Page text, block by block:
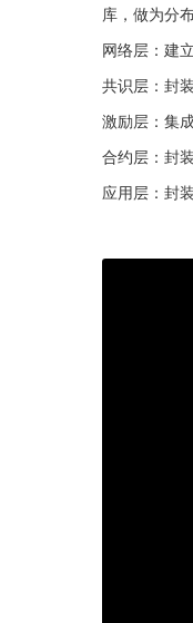
库，做为分
网络层：建
共识层：封
激励层：集
合约层：封
应用层：封